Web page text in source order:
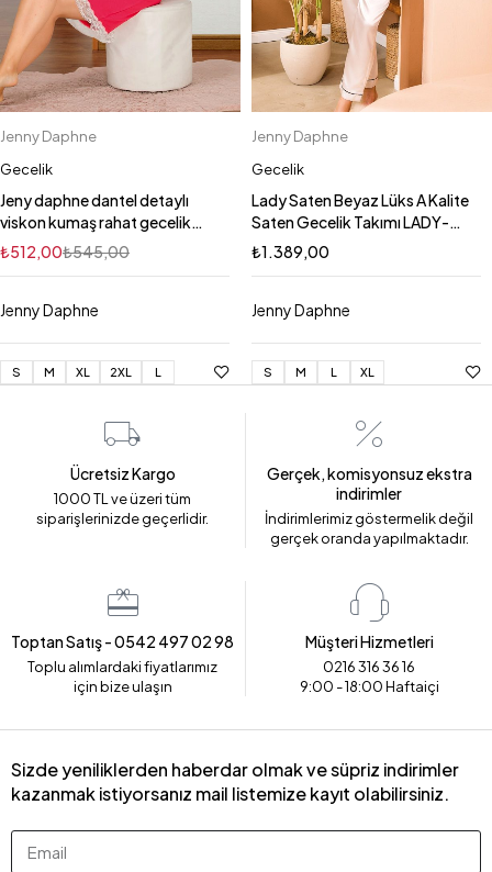
Jenny Daphne
Gecelik
Jeny daphne dantel detaylı
viskon kumaş rahat gecelik
5537
₺545,00
₺512,00
Jenny Daphne
S M XL 2XL L
Jenny Daphne
Gecelik
Lady Saten Beyaz Lüks A Kalite
Saten Gecelik Takımı LADY-
15104
₺1.389,00
Jenny Daphne
S M L XL
Ücretsiz Kargo
1000 TL ve üzeri tüm
siparişlerinizde geçerlidir.
Gerçek, komisyonsuz ekstra
indirimler
İndirimlerimiz göstermelik değil
gerçek oranda yapılmaktadır.
Toptan Satış - 0542 497 02 98
Toplu alımlardaki fiyatlarımız
için bize ulaşın
Müşteri Hizmetleri
0216 316 36 16
9:00 - 18:00 Haftaiçi
Sizde yeniliklerden haberdar olmak ve süpriz indirimler
kazanmak istiyorsanız mail listemize kayıt olabilirsiniz.